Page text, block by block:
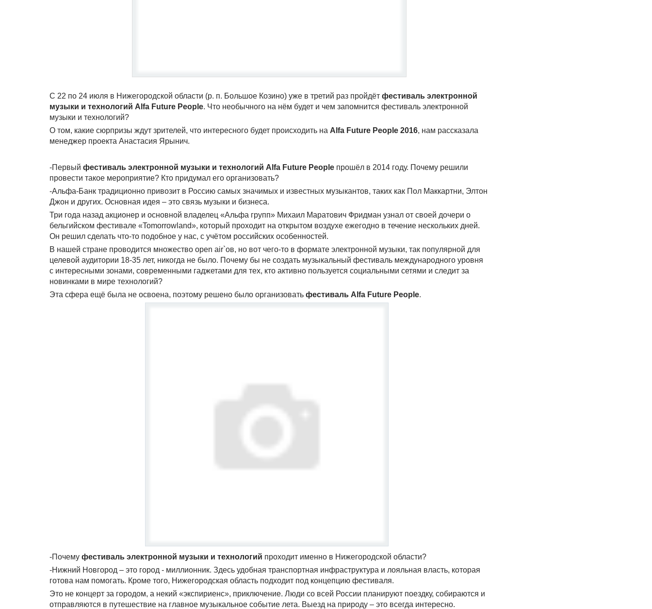
С 22 по 24 июля в Нижегородской области (р. п. Большое Козино) уже в третий раз пройдёт фестиваль электронной
музыки и технологий Alfa Future People. Что необычного на нём будет и чем запомнится фестиваль электронной
музыки и технологий?
О том, какие сюрпризы ждут зрителей, что интересного будет происходить на Alfa Future People 2016, нам рассказала
менеджер проекта Анастасия Ярынич.
-Первый фестиваль электронной музыки и технологий Alfa Future People прошёл в 2014 году. Почему решили
провести такое мероприятие? Кто придумал его организовать?
-Альфа-Банк традиционно привозит в Россию самых значимых и известных музыкантов, таких как Пол Маккартни, Элтон
Джон и других. Основная идея – это связь музыки и бизнеса.
Три года назад акционер и основной владелец «Альфа групп» Михаил Маратович Фридман узнал от своей дочери о
бельгийском фестивале «Tomorrowland», который проходит на открытом воздухе ежегодно в течение нескольких дней.
Он решил сделать что-то подобное у нас, с учётом российских особенностей.
В нашей стране проводится множество open air`ов, но вот чего-то в формате электронной музыки, так популярной для
целевой аудитории 18-35 лет, никогда не было. Почему бы не создать музыкальный фестиваль международного уровня
с интересными зонами, современными гаджетами для тех, кто активно пользуется социальными сетями и следит за
новинками в мире технологий?
Эта сфера ещё была не освоена, поэтому решено было организовать фестиваль Alfa Future People.
-Почему фестиваль электронной музыки и технологий проходит именно в Нижегородской области?
-Нижний Новгород – это город - миллионник. Здесь удобная транспортная инфраструктура и лояльная власть, которая
готова нам помогать. Кроме того, Нижегородская область подходит под концепцию фестиваля.
Это не концерт за городом, а некий «экспириенс», приключение. Люди со всей России планируют поездку, собираются и
отправляются в путешествие на главное музыкальное событие лета. Выезд на природу – это всегда интересно.